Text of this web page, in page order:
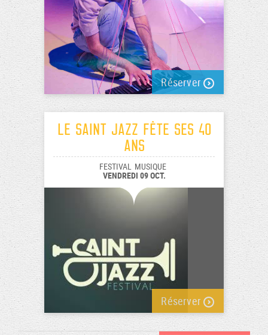
Réserver
Le Saint Jazz fête ses 40
ans
FESTIVAL MUSIQUE
VENDREDI 09 OCT.
Réserver